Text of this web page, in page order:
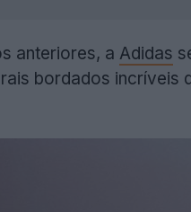
anteriores, a Adidas
bordados incríveis